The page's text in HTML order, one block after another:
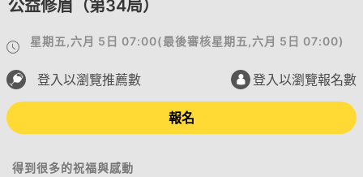
公益修眉（第34局）
星期五,六月 5日 07:00(最後審核星期五,六月 5日 07:00)
登入以瀏覽推薦數 登入以瀏覽報名數
報名
得到很多的祝福與感動